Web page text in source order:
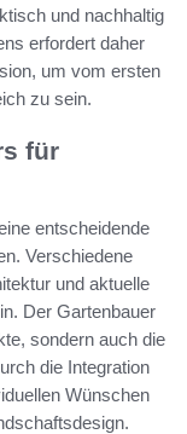
und nachhaltig
erfordert daher
um vom ersten
zu sein.
für
entscheidende
Verschiedene
und aktuelle
Der Gartenbauer
sondern auch die
die Integration
Wünschen